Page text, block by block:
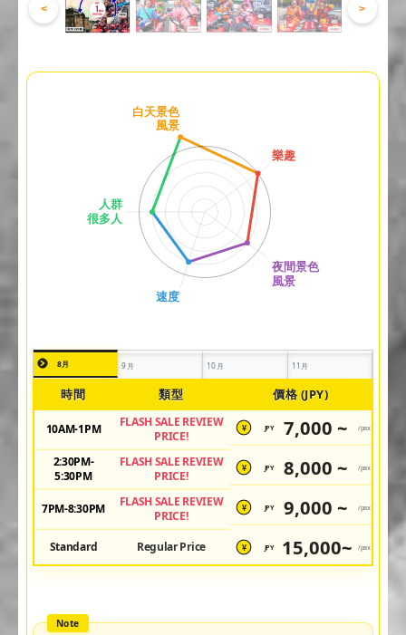
< >
8月 9月 10月 11月
時間 類型 價格 (JPY)
10AM-1PM
FLASH SALE REVIEW
PRICE!
¥ JPY 7,000 ~ /pax
2:30PM-
5:30PM
FLASH SALE REVIEW
PRICE!
¥ JPY 8,000 ~ /pax
7PM-8:30PM
FLASH SALE REVIEW
PRICE!
¥ JPY 9,000 ~ /pax
Standard Regular Price ¥ JPY 15,000~ /pax